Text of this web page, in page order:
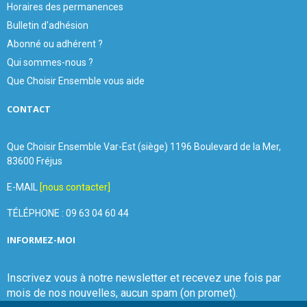
Horaires des permanences
Bulletin d'adhésion
Abonné ou adhérent ?
Qui sommes-nous ?
Que Choisir Ensemble vous aide
CONTACT
Que Choisir Ensemble Var-Est (siège) 1196 Boulevard de la Mer,
83600 Fréjus
E-MAIL [nous contacter]
TÉLÉPHONE : 09 63 04 60 44
INFORMEZ-MOI
Inscrivez vous à notre newsletter et recevez une fois par
mois de nos nouvelles, aucun spam (on promet).